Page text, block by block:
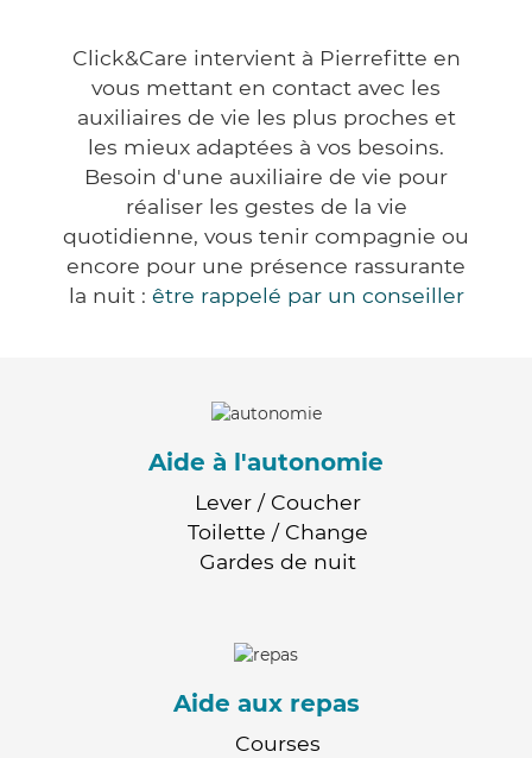
Click&Care intervient à Pierrefitte en
vous mettant en contact avec les
auxiliaires de vie les plus proches et
les mieux adaptées à vos besoins.
Besoin d'une auxiliaire de vie pour
réaliser les gestes de la vie
quotidienne, vous tenir compagnie ou
encore pour une présence rassurante
la nuit : être rappelé par un conseiller
Aide à l'autonomie
Lever / Coucher
Toilette / Change
Gardes de nuit
Aide aux repas
Courses